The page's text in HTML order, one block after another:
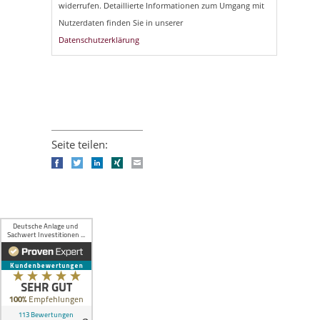
widerrufen. Detaillierte Informationen zum Umgang mit
Nutzerdaten finden Sie in unserer
Datenschutzerklärung
Seite teilen:
FacebookTwitterLinkedIn
Xing